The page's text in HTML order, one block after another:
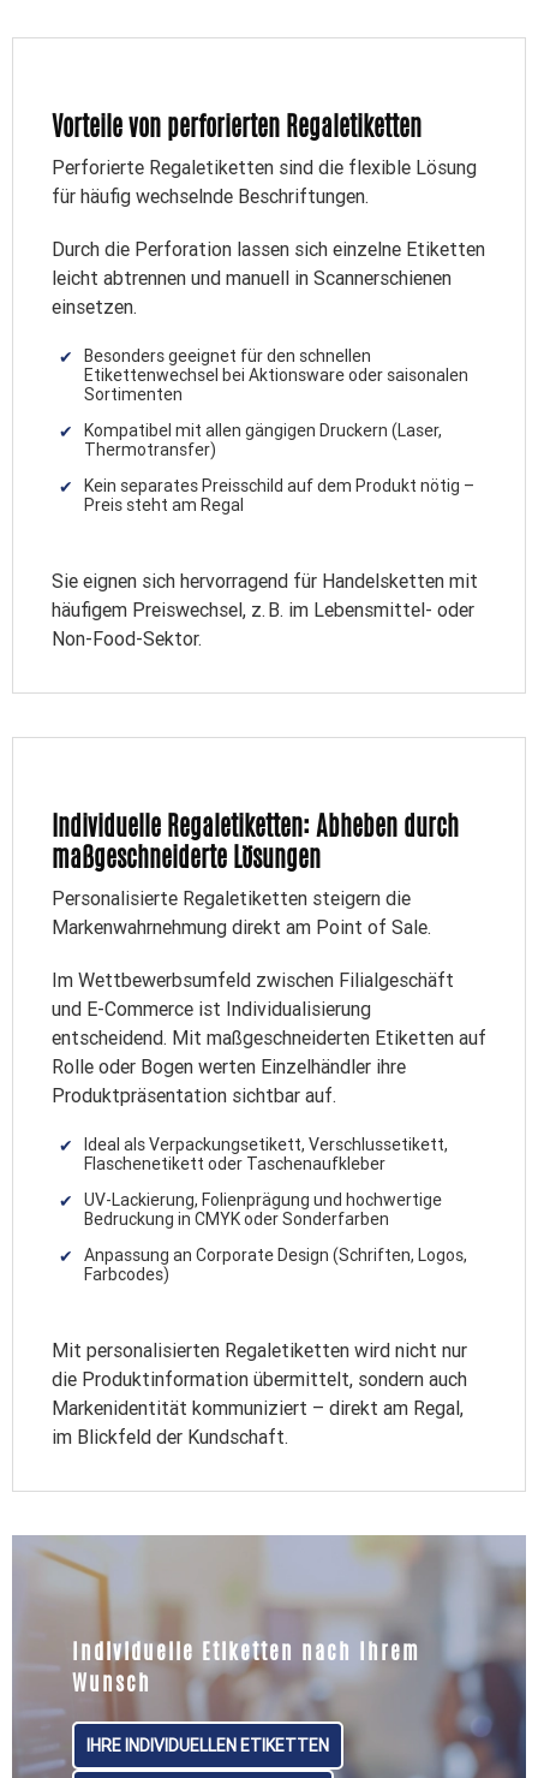
Vorteile von perforierten Regaletiketten
Perforierte Regaletiketten sind die flexible Lösung
für häufig wechselnde Beschriftungen.
Durch die Perforation lassen sich einzelne Etiketten
leicht abtrennen und manuell in Scannerschienen
einsetzen.
Besonders geeignet für den schnellen
Etikettenwechsel bei Aktionsware oder saisonalen
Sortimenten
Kompatibel mit allen gängigen Druckern (Laser,
Thermotransfer)
Kein separates Preisschild auf dem Produkt nötig –
Preis steht am Regal
Sie eignen sich hervorragend für Handelsketten mit
häufigem Preiswechsel, z. B. im Lebensmittel- oder
Non-Food-Sektor.
Individuelle Regaletiketten: Abheben durch
maßgeschneiderte Lösungen
Personalisierte Regaletiketten steigern die
Markenwahrnehmung direkt am Point of Sale.
Im Wettbewerbsumfeld zwischen Filialgeschäft
und E-Commerce ist Individualisierung
entscheidend. Mit maßgeschneiderten Etiketten auf
Rolle oder Bogen werten Einzelhändler ihre
Produktpräsentation sichtbar auf.
Ideal als Verpackungsetikett, Verschlussetikett,
Flaschenetikett oder Taschenaufkleber
UV-Lackierung, Folienprägung und hochwertige
Bedruckung in CMYK oder Sonderfarben
Anpassung an Corporate Design (Schriften, Logos,
Farbcodes)
Mit personalisierten Regaletiketten wird nicht nur
die Produktinformation übermittelt, sondern auch
Markenidentität kommuniziert – direkt am Regal,
im Blickfeld der Kundschaft.
Individuelle Etiketten nach Ihrem
Wunsch
IHRE INDIVIDUELLEN ETIKETTEN